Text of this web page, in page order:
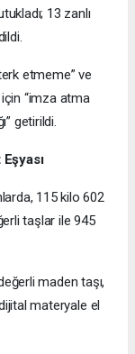
13 zanlı
etmeme” ve
için “imza atma
getirildi.
115 kilo 602
taşlar ile 945
maden taşı,
materyale el